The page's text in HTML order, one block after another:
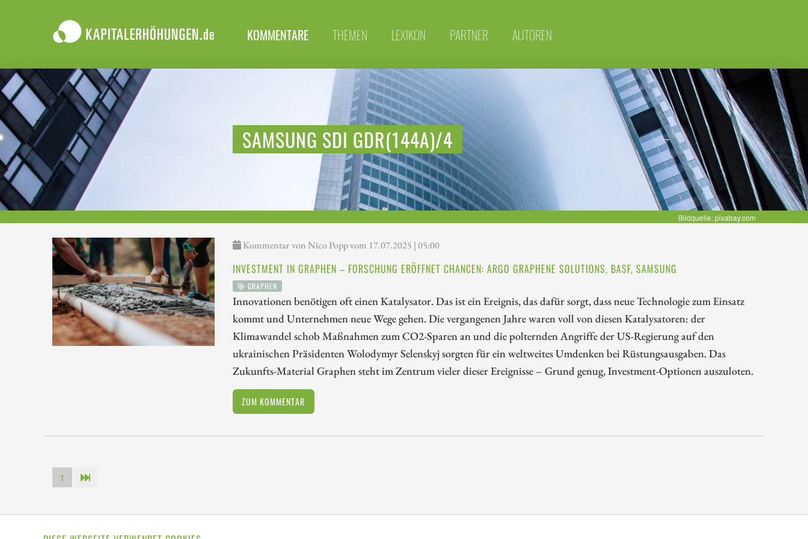
KOMMENTARE THEMEN LEXIKON PARTNER AUTOREN
SAMSUNG SDI GDR(144A)/4
Bildquelle: pixabay.com
Kommentar von Nico Popp vom 17.07.2025 | 05:00
INVESTMENT IN GRAPHEN – FORSCHUNG ERÖFFNET CHANCEN: ARGO GRAPHENE SOLUTIONS, BASF, SAMSUNG
GRAPHEN
Innovationen benötigen oft einen Katalysator. Das ist ein Ereignis, das dafür sorgt, dass neue Technologie zum Einsatz
kommt und Unternehmen neue Wege gehen. Die vergangenen Jahre waren voll von diesen Katalysatoren: der
Klimawandel schob Maßnahmen zum CO2-Sparen an und die polternden Angriffe der US-Regierung auf den
ukrainischen Präsidenten Wolodymyr Selenskyj sorgten für ein weltweites Umdenken bei Rüstungsausgaben. Das
Zukunfts-Material Graphen steht im Zentrum vieler dieser Ereignisse – Grund genug, Investment-Optionen auszuloten.
ZUM KOMMENTAR
1